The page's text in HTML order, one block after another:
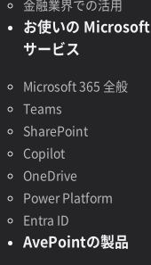
金融業界での活用
お使いの Microsoft
サービス
Microsoft 365 全般
Teams
SharePoint
Copilot
OneDrive
Power Platform
Entra ID
AvePointの製品